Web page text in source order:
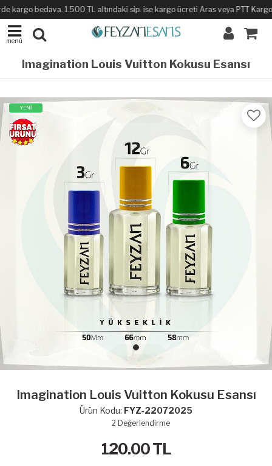
kargo bedava. 1.500 TL altındaki sip. ise kargo ücreti Aras veya PTT
menü
Imagination Louis Vuitton Kokusu Esansı
YENİ
Imagination Louis Vuitton Kokusu Esansı
Ürün Kodu: FYZ-22072025
2 Değerlendirme
120.00TL